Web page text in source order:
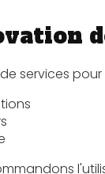
services pour